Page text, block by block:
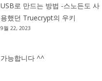
USB로 만드는 방법 -스노든도 사
용했던 Truecrypt의 우키
9월 22, 2023
가능합니다 ^^